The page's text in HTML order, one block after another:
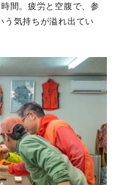
間。疲労と空腹で、参
う気持ちが溢れ出てい